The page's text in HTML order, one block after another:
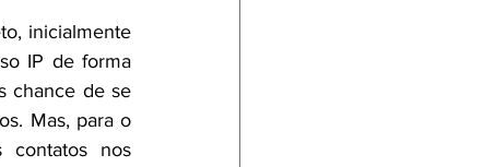
inicialmente
IP de forma
chance de se
Mas, para o
contatos nos